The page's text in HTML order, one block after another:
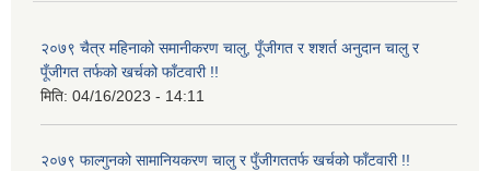
२०७९ चैत्र महिनाको समानीकरण चालु, पूँजीगत र शशर्त अनुदान चालु र
पूँजीगत तर्फको खर्चको फाँटवारी !!
मिति: 04/16/2023 - 14:11
२०७९ फाल्गुनको सामानियकरण चालु र पुँजीगततर्फ खर्चको फाँटवारी !!